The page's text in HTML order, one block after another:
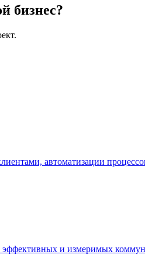
бизнес?
автоматизации
эффективных и измеримых